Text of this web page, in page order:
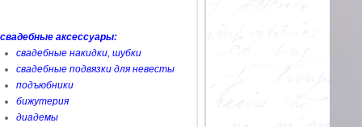
свадебные аксессуары:
свадебные накидки, шубки
свадебные подвязки для невесты
подъюбники
бижутерия
диадемы